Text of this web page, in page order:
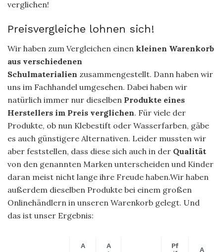
verglichen!
Preisvergleiche lohnen sich!
Wir haben zum Vergleichen einen kleinen Warenkorb
aus verschiedenen
Schulmaterialien zusammengestellt. Dann haben wir
uns im Fachhandel umgesehen. Dabei haben wir
natürlich immer nur dieselben Produkte eines
Herstellers im Preis verglichen. Für viele der
Produkte, ob nun Klebestift oder Wasserfarben, gäbe
es auch günstigere Alternativen. Leider mussten wir
aber feststellen, dass diese sich auch in der Qualität
von den genannten Marken unterscheiden und Kinder
daran meist nicht lange ihre Freude haben.Wir haben
außerdem dieselben Produkte bei einem großen
Onlinehändlern in unseren Warenkorb gelegt. Und
das ist unser Ergebnis:
A
A
Pf
A